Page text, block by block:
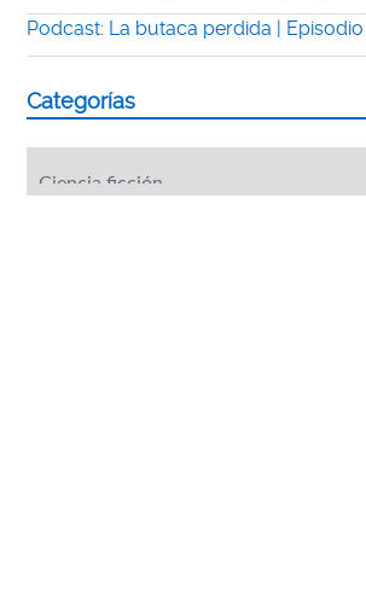
Podcast: La butaca perdida |
Categorías